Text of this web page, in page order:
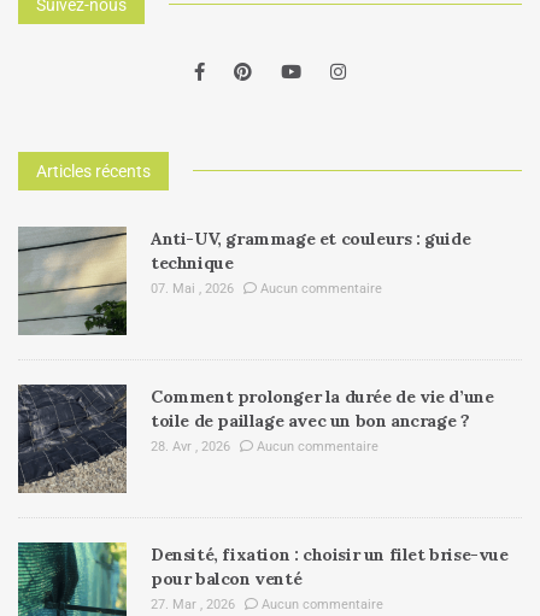
Suivez-nous
Articles récents
Anti-UV, grammage et couleurs : guide
technique
07. Mai , 2026 Aucun commentaire
Comment prolonger la durée de vie d’une
toile de paillage avec un bon ancrage ?
28. Avr , 2026 Aucun commentaire
Densité, fixation : choisir un filet brise-vue
pour balcon venté
27. Mar , 2026 Aucun commentaire